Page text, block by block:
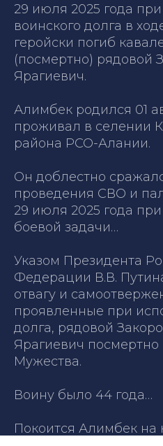
29 июля 2025 года
воинского долга в
геройски погиб
(посмертно) рядовой
Ярагиевич.
Алимбек родился 01
проживал в селении
района РСО-Алании.
Он доблестно
проведения СВО и
29 июля 2025 года
боевой задачи…
Указом Президента
Федерации В.В.
отвагу и
проявленные при
долга, рядовой
Ярагиевич
Мужества.
Воину было 44 года…
Покоится Алимбек